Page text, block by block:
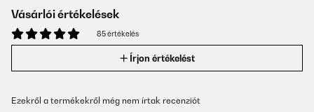
Vásárlói értékelések
85 értékelés
Írjon értékelést
Ezekről a termékekről még nem írtak recenziót